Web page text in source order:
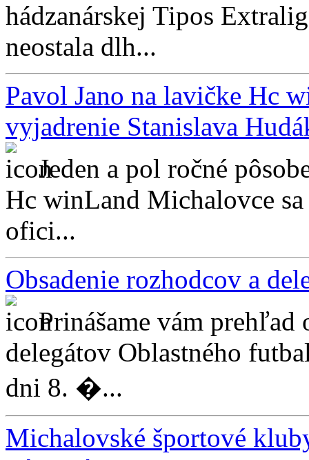
hádzanárskej Tipos
neostala dlh...
Pavol Jano na lavičke Hc
vyjadrenie Stanislava
Jeden a pol ročné
Hc winLand Michalovce
ofici...
Obsadenie rozhodcov a
Prinášame vám prehľad
delegátov Oblastného
dni 8. �...
Michalovské športové